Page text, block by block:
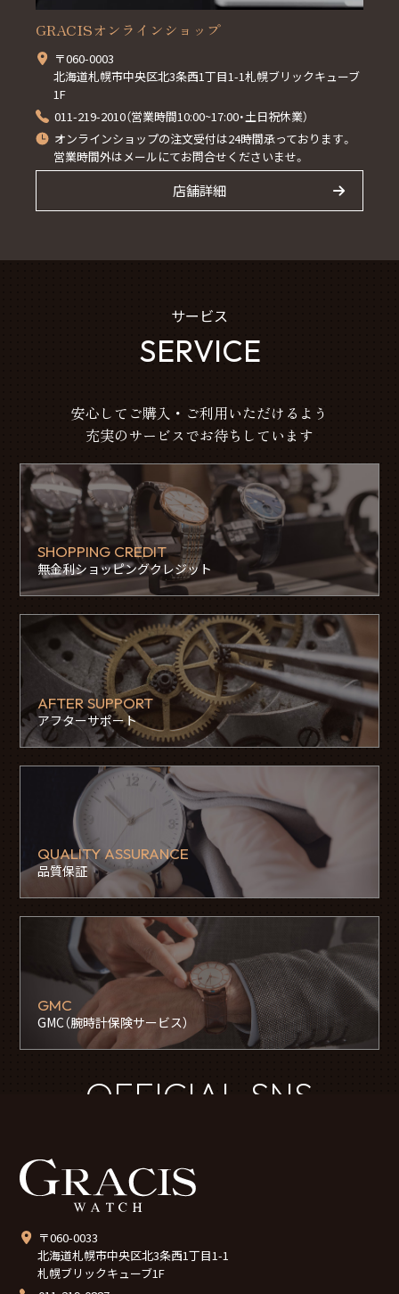
GRACISオンラインショップ
〒060-0003
北海道札幌市中央区北3条西1丁目1-1札幌ブリックキューブ
1F
011-219-2010（営業時間10:00~17:00・土日祝休業）
オンラインショップの注文受付は24時間承っております。
営業時間外はメールにてお問合せくださいませ。
店舗詳細
サービス
SERVICE
安心してご購入・ご利用いただけるよう
充実のサービスでお待ちしています
SHOPPING CREDIT
無金利ショッピングクレジット
AFTER SUPPORT
アフターサポート
QUALITY ASSURANCE
品質保証
GMC
GMC（腕時計保険サービス）
OFFICIAL SNS
〒060-0033
北海道札幌市中央区北3条西1丁目1-1
札幌ブリックキューブ1F